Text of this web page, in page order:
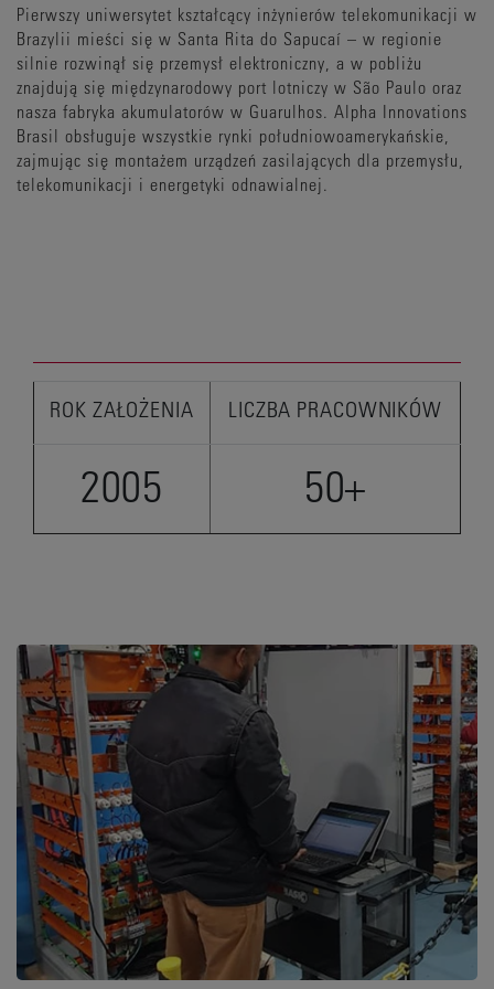
Pierwszy uniwersytet kształcący inżynierów telekomunikacji w
Brazylii mieści się w Santa Rita do Sapucaí – w regionie
silnie rozwinął się przemysł elektroniczny, a w pobliżu
znajdują się międzynarodowy port lotniczy w São Paulo oraz
nasza fabryka akumulatorów w Guarulhos. Alpha Innovations
Brasil obsługuje wszystkie rynki południowoamerykańskie,
zajmując się montażem urządzeń zasilających dla przemysłu,
telekomunikacji i energetyki odnawialnej.
ROK ZAŁOŻENIA LICZBA PRACOWNIKÓW
2005 50+